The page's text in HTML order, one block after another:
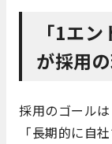
「1エ
が採用
採用のゴール
「長期的に自